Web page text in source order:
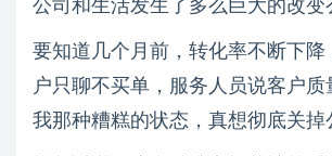
公司和生活发生了多么巨大的改变
要知道几个月前，转化率不断下降
户只聊不买单，服务人员说客户质
我那种糟糕的状态，真想彻底关